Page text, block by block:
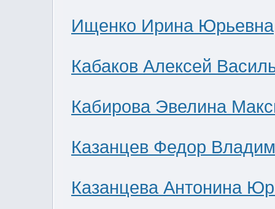
Ищенко Ирина Юрьевна
Кабаков Алексей
Кабирова Эвелина
Казанцев Федор
Казанцева Антонина